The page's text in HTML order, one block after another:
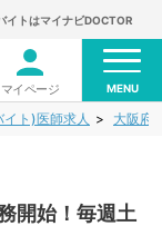
イトはマイナビDOCTOR
マイページ MENU
ト)医師求人 大阪府
開始！毎週土